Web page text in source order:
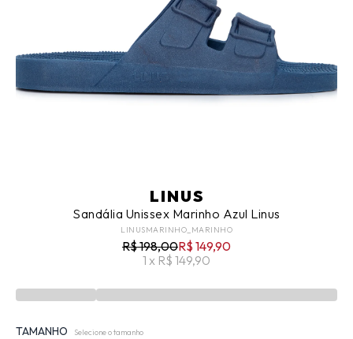
LINUS
Sandália Unissex Marinho Azul Linus
LINUSMARINHO_MARINHO
R$ 198,00R$ 149,90
1 x R$ 149,90
TAMANHO Selecione o tamanho